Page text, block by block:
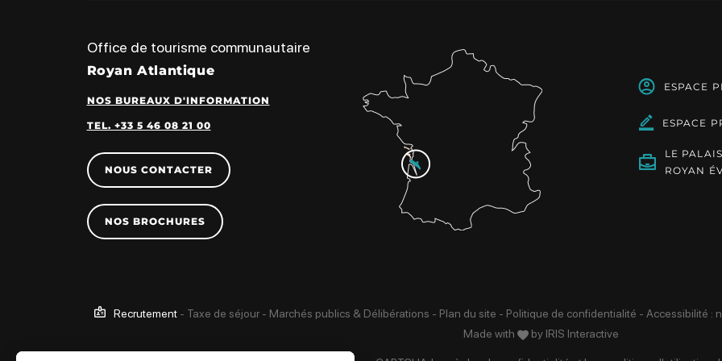
Office de tourisme communautaire
Royan Atlantique
NOS BUREAUX D'INFORMATION
TEL. +33 5 46 08 21 00
NOUS CONTACTER
NOS BROCHURES
ESPACE
ESPACE
LE PALAIS
ROYAN
Recrutement - Taxe de séjour - Marchés publics & Délibérations - Plan du site - Politique de confidentialité - Accessibilité :
Made with
by IRIS Interactive